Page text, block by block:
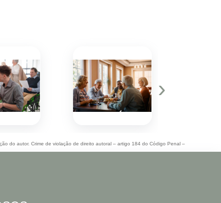
›
do autor. Crime de violação de direito autoral – artigo 184 do Código Penal –